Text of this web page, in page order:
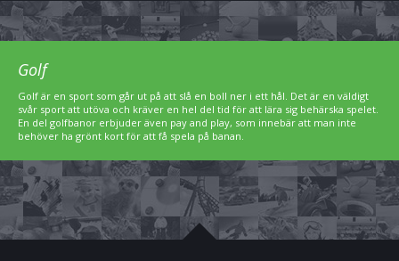
Golf
Golf är en sport som går ut på att slå en boll ner i ett hål. Det är en väldigt
svår sport att utöva och kräver en hel del tid för att lära sig behärska spelet.
En del golfbanor erbjuder även pay and play, som innebär att man inte
behöver ha grönt kort för att få spela på banan.